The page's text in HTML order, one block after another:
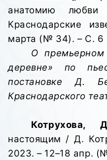
анатомию
Краснодарские
марта (№ 34). – С. 6
О премьерном
деревне» по
постановке Д.
Краснодарского
Котрухова,
настоящим / Д.
2023. – 12–18 апр.